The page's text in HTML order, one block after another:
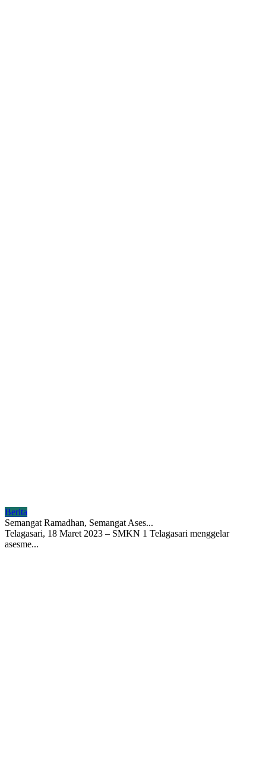
Berita
Semangat Ramadhan, Semangat Ases...
Telagasari, 18 Maret 2023 – SMKN 1 Telagasari menggelar
asesme...